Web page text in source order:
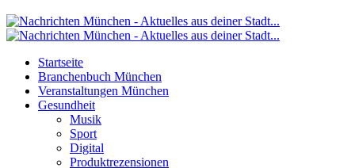
Startseite
Branchenbuch München
Veranstaltungen München
Gesundheit
Musik
Sport
Digital
Produktrezensionen